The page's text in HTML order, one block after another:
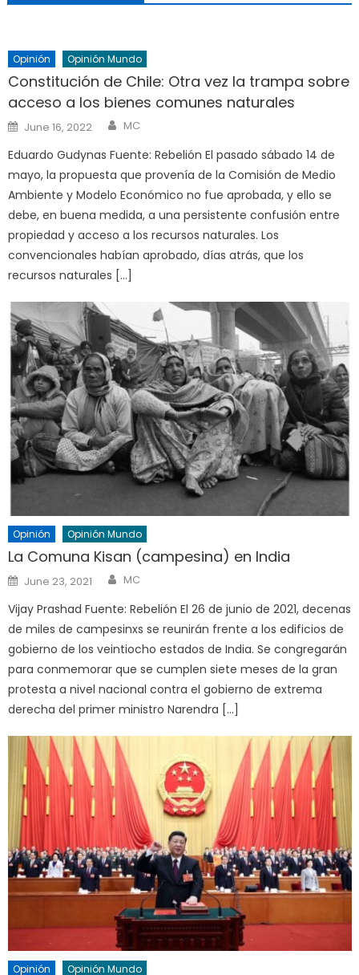
Opinión Opinión Mundo
Constitución de Chile: Otra vez la trampa sobre
acceso a los bienes comunes naturales
Posted
on
June 16, 2022 Author
MC
Eduardo Gudynas Fuente: Rebelión El pasado sábado 14 de
mayo, la propuesta que provenía de la Comisión de Medio
Ambiente y Modelo Económico no fue aprobada, y ello se
debe, en buena medida, a una persistente confusión entre
propiedad y acceso a los recursos naturales. Los
convencionales habían aprobado, días atrás, que los
recursos naturales […]
Opinión Opinión Mundo
La Comuna Kisan (campesina) en India
Posted
on
June 23, 2021 Author
MC
Vijay Prashad Fuente: Rebelión El 26 de junio de 2021, decenas
de miles de campesinxs se reunirán frente a los edificios de
gobierno de los veintiocho estados de India. Se congregarán
para conmemorar que se cumplen siete meses de la gran
protesta a nivel nacional contra el gobierno de extrema
derecha del primer ministro Narendra […]
Opinión Opinión Mundo